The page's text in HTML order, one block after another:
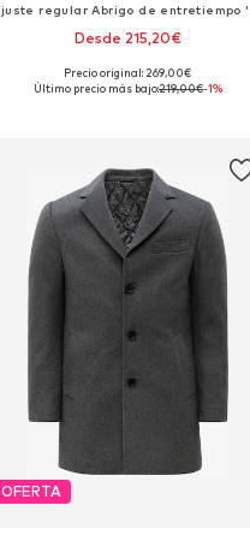
Desde 215,20€
+6
Tallas disponibles: S, M, L, XL, XXL, XXXL
Precio original: 269,00€
Último precio más bajo:219,00€-1%
OFERTA